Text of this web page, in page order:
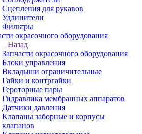
Сцепления для рукавов
Удлинители
Фильтры
окрасочного оборудования
Назад
Запчасти окрасочного оборудования
Блоки управления
Вкладыши ограничительные
Гайки и контргайки
Героторные пары
Гидравлика мембранных аппаратов
Датчики давления
Клапаны заборные и корпусы
клапанов